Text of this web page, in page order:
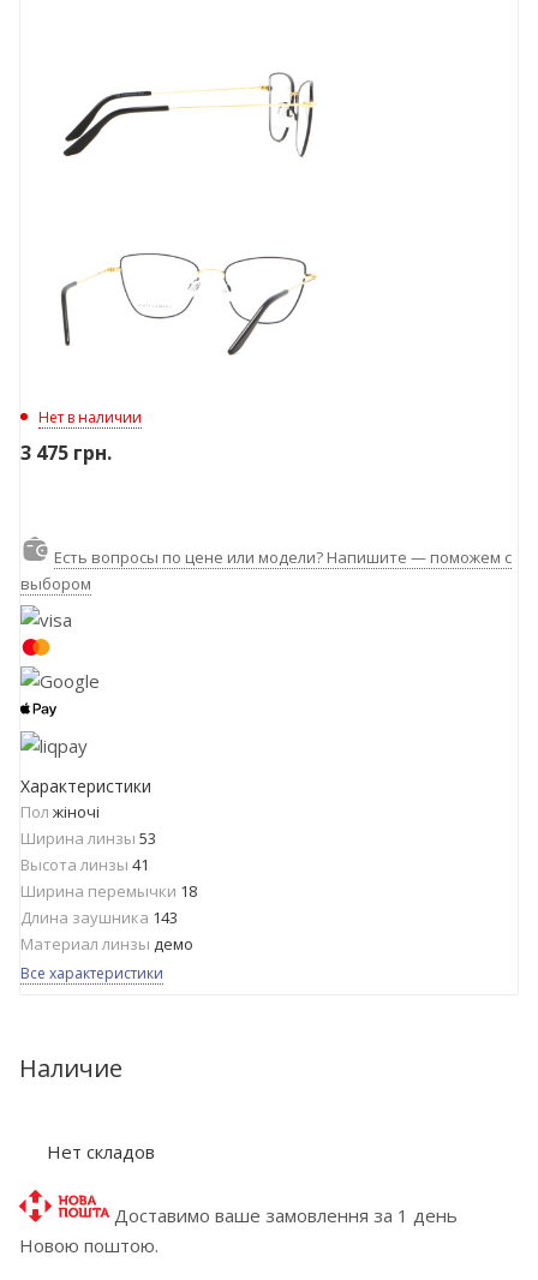
Нет в наличии
3 475 грн.
Есть вопросы по цене или модели? Напишите — поможем с
выбором
Характеристики
Пол жіночі
Ширина линзы 53
Высота линзы 41
Ширина перемычки 18
Длина заушника 143
Материал линзы демо
Все характеристики
Наличие
Нет складов
Доставимо ваше замовлення за 1 день
Новою поштою.